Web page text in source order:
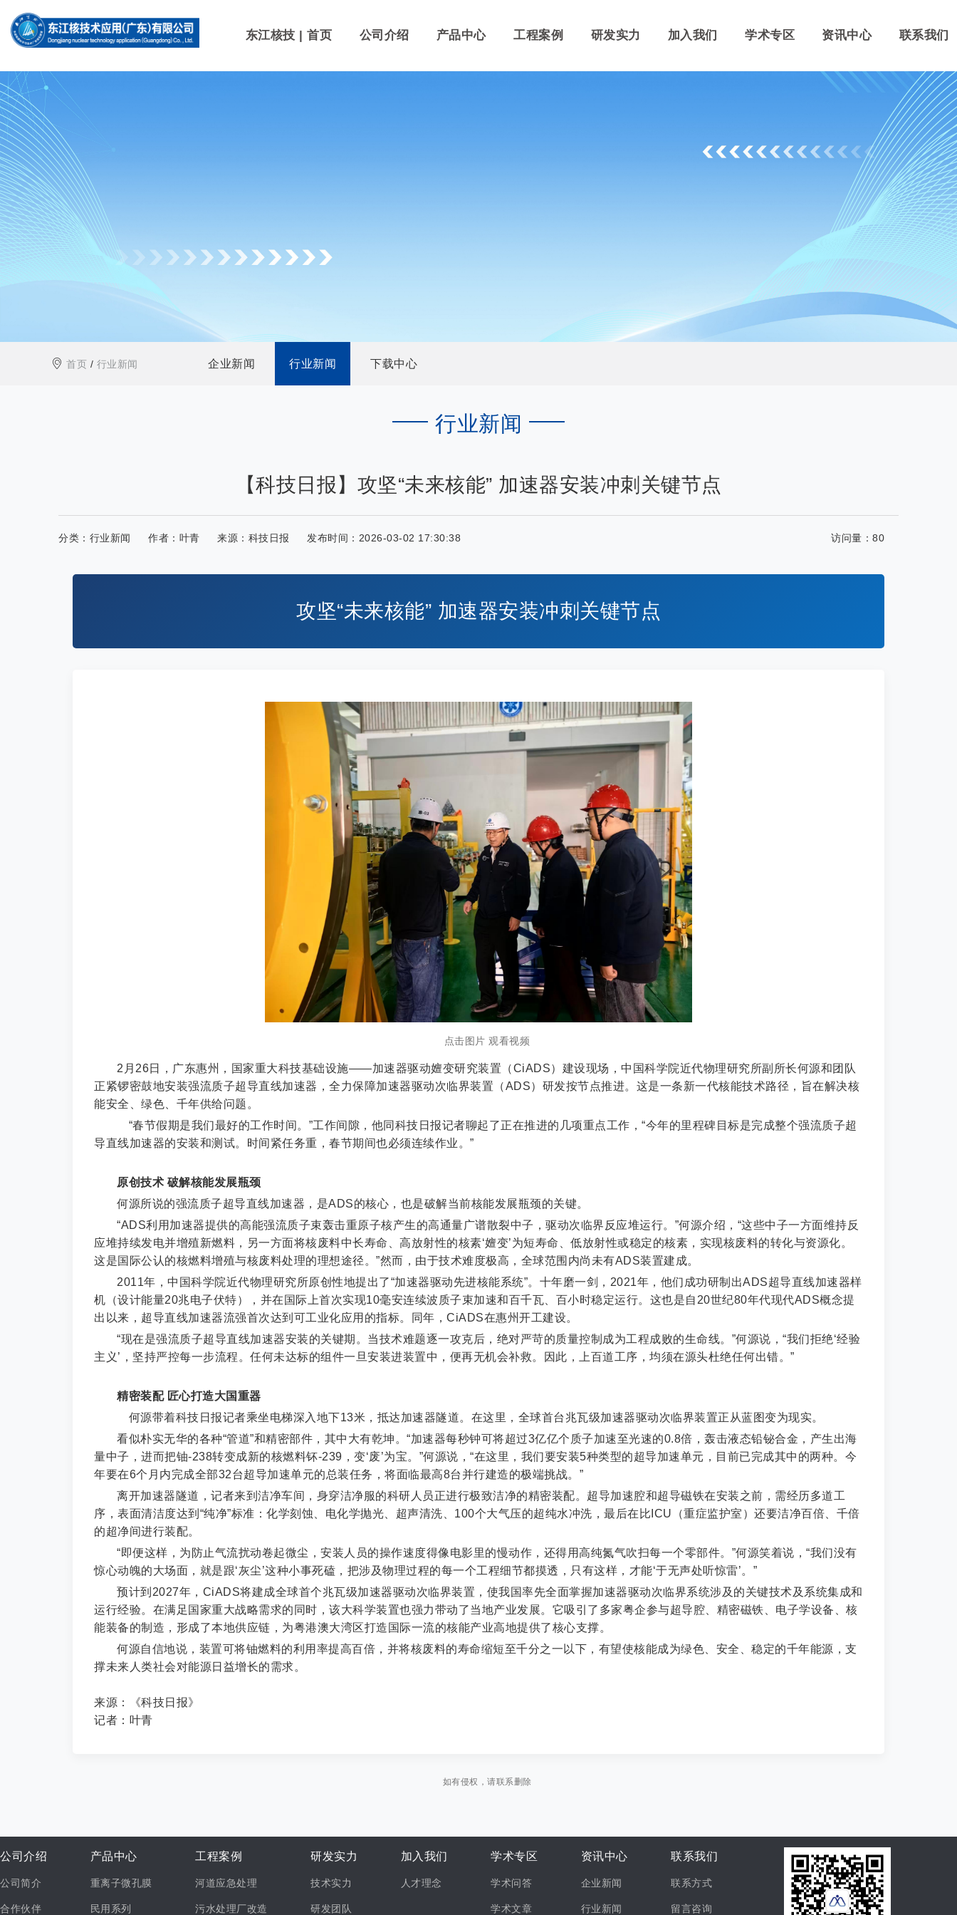
1 东江核技 | 首页 公司介绍 产品中心 工程案例 研发实力 加入我们 学术专区 资讯中心 联系我们
东江核技 | 首页 公司介绍 产品中心 工程案例 研发实力 加入我们 学术专区 资讯中心 联系我们
首页 / 行业新闻 企业新闻 行业新闻 下载中心
行业新闻
【科技日报】攻坚“未来核能” 加速器安装冲刺关键节点
分类： 行业新闻 作者： 叶青 来源： 科技日报 发布时间： 2026-03-02 17:30:38 访问量： 80
攻坚“未来核能” 加速器安装冲刺关键节点
点击图片 观看视频
2月26日，广东惠州，国家重大科技基础设施——加速器驱动嬗变研究装置（CiADS）建设现场，中国科学院近代物理研究所副所长何源和团队
正紧锣密鼓地安装强流质子超导直线加速器，全力保障加速器驱动次临界装置（ADS）研发按节点推进。这是一条新一代核能技术路径，旨在解决核
能安全、绿色、千年供给问题。
“春节假期是我们最好的工作时间。”工作间隙，他同科技日报记者聊起了正在推进的几项重点工作，“今年的里程碑目标是完成整个强流质子超
导直线加速器的安装和测试。时间紧任务重，春节期间也必须连续作业。”
原创技术 破解核能发展瓶颈
何源所说的强流质子超导直线加速器，是ADS的核心，也是破解当前核能发展瓶颈的关键。
“ADS利用加速器提供的高能强流质子束轰击重原子核产生的高通量广谱散裂中子，驱动次临界反应堆运行。”何源介绍，“这些中子一方面维持反
应堆持续发电并增殖新燃料，另一方面将核废料中长寿命、高放射性的核素‘嬗变’为短寿命、低放射性或稳定的核素，实现核废料的转化与资源化。
这是国际公认的核燃料增殖与核废料处理的理想途径。”然而，由于技术难度极高，全球范围内尚未有ADS装置建成。
2011年，中国科学院近代物理研究所原创性地提出了“加速器驱动先进核能系统”。十年磨一剑，2021年，他们成功研制出ADS超导直线加速器样
机（设计能量20兆电子伏特），并在国际上首次实现10毫安连续波质子束加速和百千瓦、百小时稳定运行。这也是自20世纪80年代现代ADS概念提
出以来，超导直线加速器流强首次达到可工业化应用的指标。同年，CiADS在惠州开工建设。
“现在是强流质子超导直线加速器安装的关键期。当技术难题逐一攻克后，绝对严苛的质量控制成为工程成败的生命线。”何源说，“我们拒绝‘经验
主义’，坚持严控每一步流程。任何未达标的组件一旦安装进装置中，便再无机会补救。因此，上百道工序，均须在源头杜绝任何出错。”
精密装配 匠心打造大国重器
何源带着科技日报记者乘坐电梯深入地下13米，抵达加速器隧道。在这里，全球首台兆瓦级加速器驱动次临界装置正从蓝图变为现实。
看似朴实无华的各种“管道”和精密部件，其中大有乾坤。“加速器每秒钟可将超过3亿亿个质子加速至光速的0.8倍，轰击液态铅铋合金，产生出海
量中子，进而把铀-238转变成新的核燃料钚-239，变‘废’为宝。”何源说，“在这里，我们要安装5种类型的超导加速单元，目前已完成其中的两种。今
年要在6个月内完成全部32台超导加速单元的总装任务，将面临最高8台并行建造的极端挑战。”
离开加速器隧道，记者来到洁净车间，身穿洁净服的科研人员正进行极致洁净的精密装配。超导加速腔和超导磁铁在安装之前，需经历多道工
序，表面清洁度达到“纯净”标准：化学刻蚀、电化学抛光、超声清洗、100个大气压的超纯水冲洗，最后在比ICU（重症监护室）还要洁净百倍、千倍
的超净间进行装配。
“即便这样，为防止气流扰动卷起微尘，安装人员的操作速度得像电影里的慢动作，还得用高纯氮气吹扫每一个零部件。”何源笑着说，“我们没有
惊心动魄的大场面，就是跟‘灰尘’这种小事死磕，把涉及物理过程的每一个工程细节都摸透，只有这样，才能‘于无声处听惊雷’。”
预计到2027年，CiADS将建成全球首个兆瓦级加速器驱动次临界装置，使我国率先全面掌握加速器驱动次临界系统涉及的关键技术及系统集成和
运行经验。在满足国家重大战略需求的同时，该大科学装置也强力带动了当地产业发展。它吸引了多家粤企参与超导腔、精密磁铁、电子学设备、核
能装备的制造，形成了本地供应链，为粤港澳大湾区打造国际一流的核能产业高地提供了核心支撑。
何源自信地说，装置可将铀燃料的利用率提高百倍，并将核废料的寿命缩短至千分之一以下，有望使核能成为绿色、安全、稳定的千年能源，支
撑未来人类社会对能源日益增长的需求。
来源：《科技日报》
记者：叶青
如有侵权，请联系删除
公司介绍
公司简介
合作伙伴
产品中心
重离子微孔膜
民用系列
工程案例
河道应急处理
污水处理厂改造
研发实力
技术实力
研发团队
加入我们
人才理念
学术专区
学术问答
学术文章
资讯中心
企业新闻
行业新闻
联系我们
联系方式
留言咨询